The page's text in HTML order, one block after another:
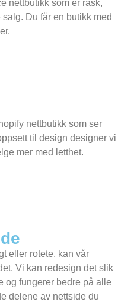
nettbutikk som er rask,
Du får en butikk med
nettbutikk som ser
til design designer vi
mer med letthet.
eller rotete, kan vår
Vi kan redesign det slik
og fungerer bedre på alle
delene av nettside du